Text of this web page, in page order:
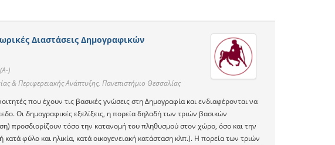
Διαστάσεις Δημογραφικών
(A-)
& Περιφερειακής Ανάπτυξης, Πανεπιστήμιο Θεσσαλίας
που έχουν τις βασικές γνώσεις στη Δημογραφία και ενδιαφέρονται να
Οι δημογραφικές εξελίξεις, η πορεία δηλαδή των τριών βασικών
προσδιορίζουν τόσο την κατανομή του πληθυσμού στον χώρο, όσο και την
φύλο και ηλικία, κατά οικογενειακή κατάσταση κλπ.). Η πορεία των τριών